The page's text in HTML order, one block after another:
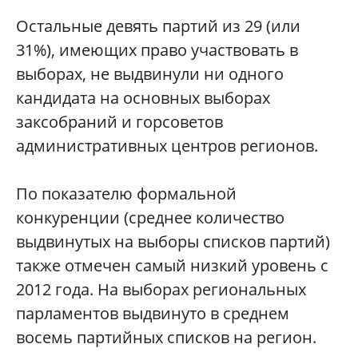
Остальные девять партий из 29 (или
31%), имеющих право участвовать в
выборах, не выдвинули ни одного
кандидата на основных выборах
заксобраний и горсоветов
административных центров регионов.
По показателю формальной
конкуренции (среднее количество
выдвинутых на выборы списков партий)
также отмечен самый низкий уровень с
2012 года. На выборах региональных
парламентов выдвинуто в среднем
восемь партийных списков на регион.